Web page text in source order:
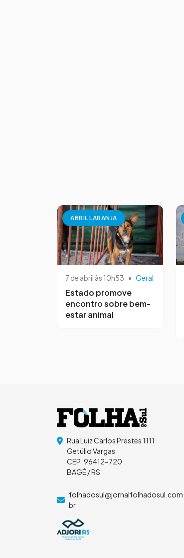
ABRIL LARANJA
7 de abril às 10h53 • Geral
Estado promove
encontro sobre bem-
estar animal
Rua Luiz Carlos Prestes 1111
Getúlio Vargas
CEP: 96412-720
BAGÉ / RS
folhadosul@jornalfolhadosul.com.
br